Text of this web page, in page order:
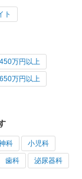
ト
450万円以上
650万円以上
科 小児科
歯科 泌尿器科